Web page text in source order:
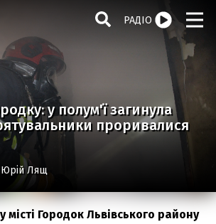
РАДІО
у полум'ї загинула
проривалися
Юрій Лящ
місті Городок Львівського району